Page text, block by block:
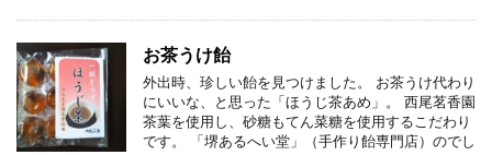
お茶うけ飴
外出時、珍しい飴を見つけました。 お茶うけ代わり
にいいな、と思った「ほうじ茶あめ」。 西尾茗香園
茶葉を使用し、砂糖もてん菜糖を使用するこだわり
です。 「堺あるへい堂」（手作り飴専門店）のでし